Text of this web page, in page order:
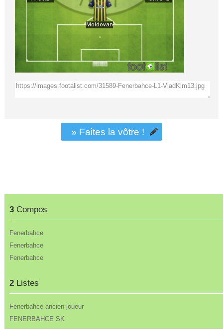
3Compos
Fenerbahce
Fenerbahce
Fenerbahce
2Listes
Fenerbahce ancien joueur
FENERBAHCE SK
» Faites la vôtre !